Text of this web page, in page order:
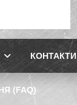
КОНТАКТИ
(FAQ)